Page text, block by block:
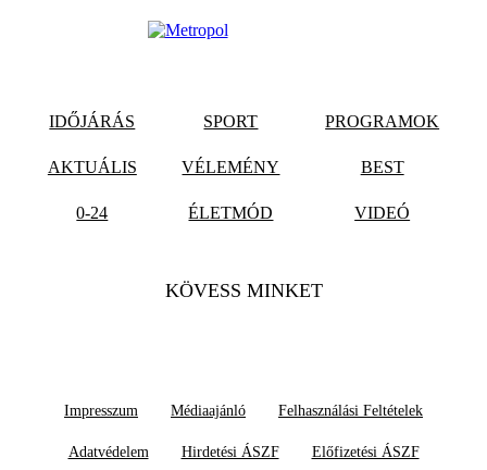
IDŐJÁRÁS SPORT PROGRAMOK
AKTUÁLIS VÉLEMÉNY BEST
0-24 ÉLETMÓD VIDEÓ
KÖVESS MINKET
Impresszum Médiaajánló Felhasználási Feltételek
Adatvédelem Hirdetési ÁSZF Előfizetési ÁSZF